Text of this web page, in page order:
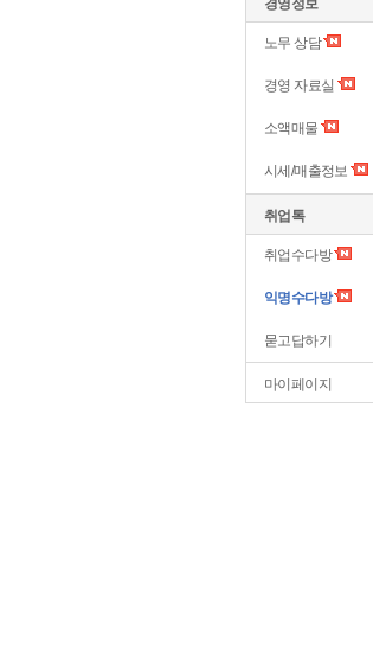
경영정보
노무 상담
경영 자료실
소액매물
시세/매출정보
취업톡
취업수다방
익명수다방
묻고답하기
마이페이지